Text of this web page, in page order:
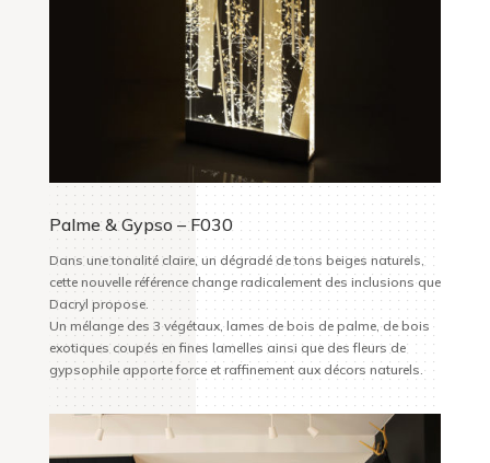
Palme & Gypso – F030
Dans une tonalité claire, un dégradé de tons beiges naturels,
cette nouvelle référence change radicalement des inclusions que
Dacryl propose.
Un mélange des 3 végétaux, lames de bois de palme, de bois
exotiques coupés en fines lamelles ainsi que des fleurs de
gypsophile apporte force et raffinement aux décors naturels.